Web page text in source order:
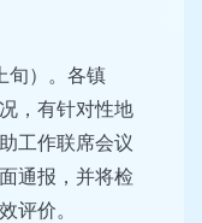
旬）。各镇
，有针对性地
工作联席会议
通报，并将检
评价。